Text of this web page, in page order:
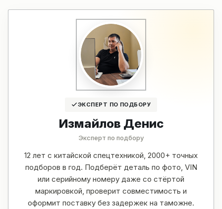
ЭКСПЕРТ ПО ПОДБОРУ
Измайлов Денис
Эксперт по подбору
12 лет с китайской спецтехникой, 2000+ точных
подборов в год. Подберёт деталь по фото, VIN
или серийному номеру даже со стёртой
маркировкой, проверит совместимость и
оформит поставку без задержек на таможне.